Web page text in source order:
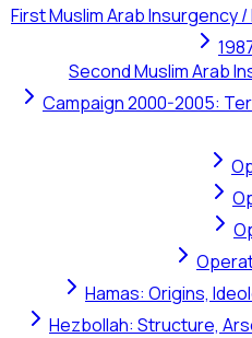
First Muslim Arab
Second Muslim Arab
Campaign 2000-2005:
Hamas: Origins,
Hezbollah: Structure,